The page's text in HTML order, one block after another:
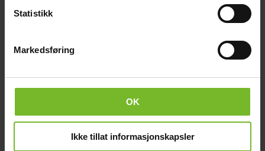
Statistikk
Markedsføring
OK
Ikke tillat informasjonskapsler
4 st Vägguttag
4 st Kopplingsdosa
1 st Övergång till cigg.uttag för laddning av t.ex. mobil
1 st Kabel solpanel/regulator ca 5m
Solcellspaketenär i utgångsläget kompletta, men alla kabelsträckor
bör dimensioneras och ev. kompletteras med grövre kabel än vad